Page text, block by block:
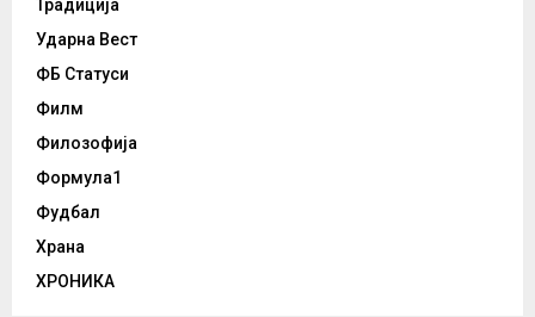
Традиција
Ударна Вест
ФБ Статуси
Филм
Филозофија
Формула1
Фудбал
Храна
ХРОНИКА